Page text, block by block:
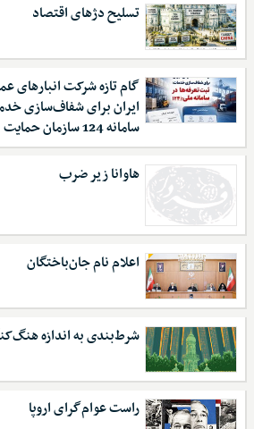
تسلیح دژهای اقتصاد
گام تازه شرکت
ایران برای شفاف‌سازی
سامانه 124 سازمان حمایت
هاوانا زیر ضرب
اعلام نام جان‌باختگان
شرط‌بندی به اندازه
راست عوام‌گرای اروپا